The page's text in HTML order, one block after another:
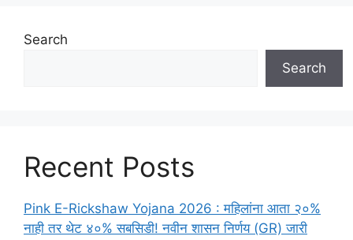
Search
Search
Recent Posts
Pink E-Rickshaw Yojana 2026 : महिलांना आता २०%
नाही तर थेट ४०% सबसिडी! नवीन शासन निर्णय (GR) जारी